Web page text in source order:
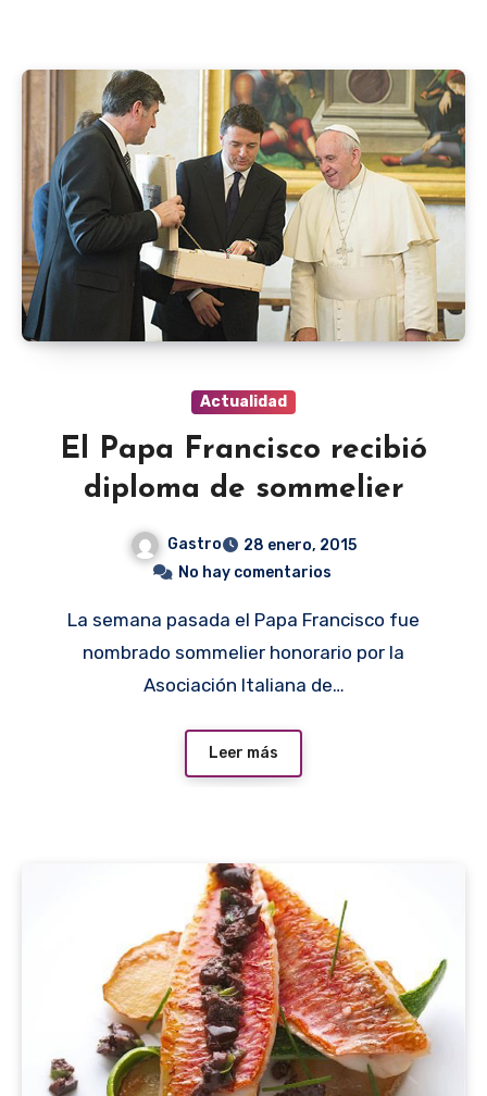
Actualidad
El Papa Francisco recibió
diploma de sommelier
Gastro
28 enero, 2015
No hay comentarios
La semana pasada el Papa Francisco fue
nombrado sommelier honorario por la
Asociación Italiana de…
Leer más